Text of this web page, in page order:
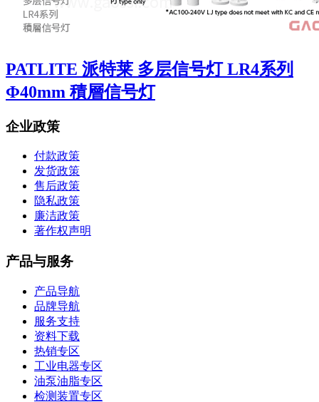
PATLITE 派特莱 多层信号灯 LR4系列
Φ40mm 積層信号灯
企业政策
付款政策
发货政策
售后政策
隐私政策
廉洁政策
著作权声明
产品与服务
产品导航
品牌导航
服务支持
资料下载
热销专区
工业电器专区
油泵油脂专区
检测装置专区